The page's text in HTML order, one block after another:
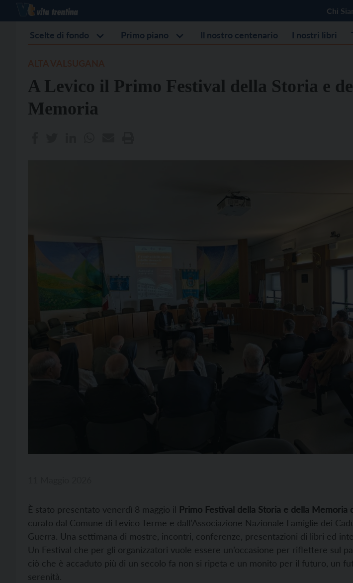
Chi
Scelte di fondo Primo piano Il nostro centenario I nostri libri
A Levico il Primo Festival della Storia e
Memoria
È stato presentato venerdì 8 maggio il Primo Festival della Storia e della Memoria
curato dal Comune di Levico Terme e dall’Associazione Nazionale Famiglie dei
Guerra. Una settimana di mostre, incontri, conferenze, presentazioni di libri ed
Un Festival che per gli organizzatori vuole essere un’occasione per riflettere sul
ciò che è accaduto più di un secolo fa non si ripeta e un monito per il futuro, un
serenità.